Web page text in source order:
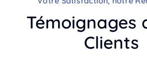
Témoignages
Clients